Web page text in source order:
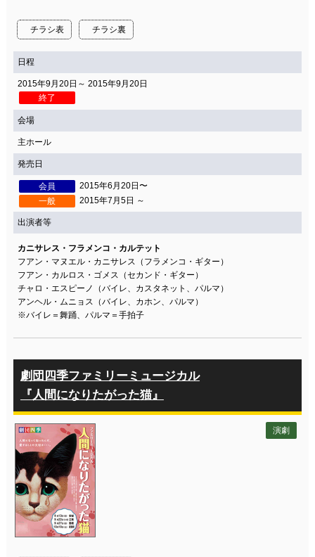
チラシ表 チラシ裏
日程
2015年9月20日～ 2015年9月20日
終了
会場
主ホール
発売日
会員
2015年6月20日〜
一般
2015年7月5日 ～
出演者等
カニサレス・フラメンコ・カルテット
フアン・マヌエル・カニサレス（フラメンコ・ギター）
フアン・カルロス・ゴメス（セカンド・ギター）
チャロ・エスピーノ（バイレ、カスタネット、パルマ）
アンヘル・ムニョス（バイレ、カホン、パルマ）
※バイレ＝舞踊、パルマ＝手拍子
劇団四季ファミリーミュージカル
『人間になりたがった猫』
演劇